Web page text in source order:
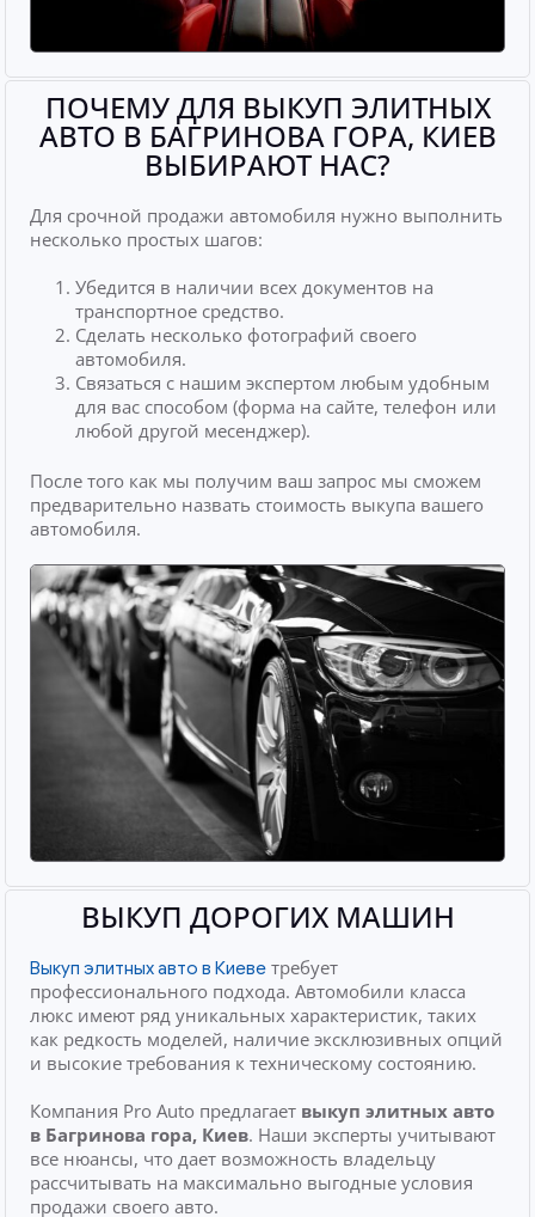
ПОЧЕМУ ДЛЯ ВЫКУП ЭЛИТНЫХ
АВТО В БАГРИНОВА ГОРА, КИЕВ
ВЫБИРАЮТ НАС?
Для срочной продажи автомобиля нужно выполнить
несколько простых шагов:
Убедится в наличии всех документов на
транспортное средство.
Сделать несколько фотографий своего
автомобиля.
Связаться с нашим экспертом любым удобным
для вас способом (форма на сайте, телефон или
любой другой месенджер).
После того как мы получим ваш запрос мы сможем
предварительно назвать стоимость выкупа вашего
автомобиля.
ВЫКУП ДОРОГИХ МАШИН
Выкуп элитных авто в Киеве требует
профессионального подхода. Автомобили класса
люкс имеют ряд уникальных характеристик, таких
как редкость моделей, наличие эксклюзивных опций
и высокие требования к техническому состоянию.
Компания Pro Auto предлагает выкуп элитных авто
в Багринова гора, Киев. Наши эксперты учитывают
все нюансы, что дает возможность владельцу
рассчитывать на максимально выгодные условия
продажи своего авто.